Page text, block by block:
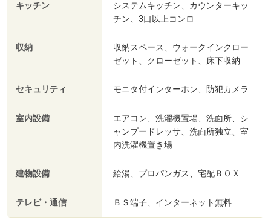
キッチン
システムキッチン、カウンターキッ
チン、3口以上コンロ
収納
収納スペース、ウォークインクロー
ゼット、クローゼット、床下収納
セキュリティ モニタ付インターホン、防犯カメラ
室内設備
エアコン、洗濯機置場、洗面所、シ
ャンプードレッサ、洗面所独立、室
内洗濯機置き場
建物設備 給湯、プロパンガス、宅配ＢＯＸ
テレビ・通信 ＢＳ端子、インターネット無料